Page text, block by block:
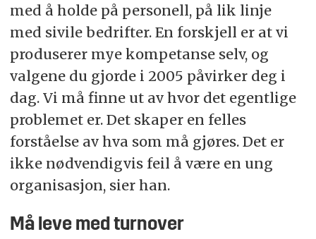
med å holde på personell, på lik linje
med sivile bedrifter. En forskjell er at vi
produserer mye kompetanse selv, og
valgene du gjorde i 2005 påvirker deg i
dag. Vi må finne ut av hvor det egentlige
problemet er. Det skaper en felles
forståelse av hva som må gjøres. Det er
ikke nødvendigvis feil å være en ung
organisasjon, sier han.
Må leve med turnover